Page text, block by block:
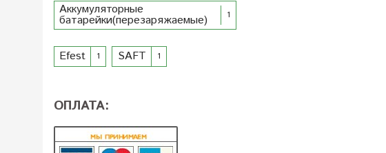
Аккумуляторные
батарейки(перезаряжаемые) 1
Efest 1 SAFT 1
ОПЛАТА: